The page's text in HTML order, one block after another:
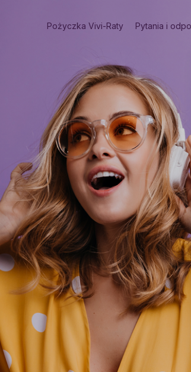
Pożyczka Vivi-Raty Pytania i